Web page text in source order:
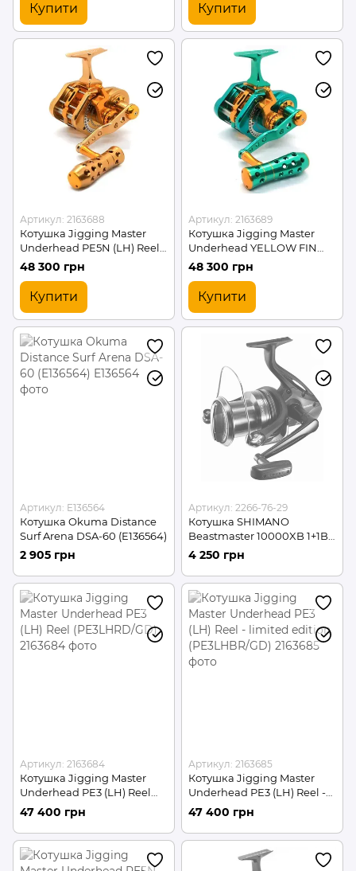
Купити Купити
Артикул: 2163688
Котушка Jigging Master
Underhead PE5N (LH) Reel -
limited edition
(PE5NLHBR/GD)
48 300 грн
Купити
Артикул: 2163689
Котушка Jigging Master
Underhead YELLOW FIN
special #PE5N (LH) Reel
(PE5NLHGN/GD)
48 300 грн
Купити
Артикул: E136564
Котушка Okuma Distance
Surf Arena DSA-60 (E136564)
2 905 грн
Артикул: 2266-76-29
Котушка SHIMANO
Beastmaster 10000XB 1+1BB
(2266-76-29)
4 250 грн
Артикул: 2163684
Котушка Jigging Master
Underhead PE3 (LH) Reel
(PE3LHRD/GD)
47 400 грн
Артикул: 2163685
Котушка Jigging Master
Underhead PE3 (LH) Reel -
limited edition
(PE3LHBR/GD)
47 400 грн